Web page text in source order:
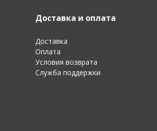
Доставка и оплата
Доставка
Оплата
Условия возврата
Служба поддержки